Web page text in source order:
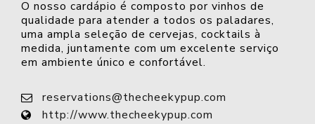
O nosso cardápio é composto por vinhos de
qualidade para atender a todos os paladares,
uma ampla seleção de cervejas, cocktails à
medida, juntamente com um excelente serviço
em ambiente único e confortável.
reservations@thecheekypup.com
http://www.thecheekypup.com